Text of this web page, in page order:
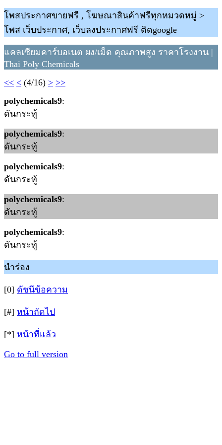
โพสประกาศขายฟรี , โฆษณาสินค้าฟรีทุกหมวดหมู่ >
โพส เว็บประกาศ, เว็บลงประกาศฟรี ติดgoogle
แคลเซียมคาร์บอเนต ผง/เม็ด คุณภาพสูง ราคาโรงงาน |
Thai Poly Chemicals
<< < (4/16) > >>
polychemicals9:
ดันกระทู้
polychemicals9:
ดันกระทู้
polychemicals9:
ดันกระทู้
polychemicals9:
ดันกระทู้
polychemicals9:
ดันกระทู้
นำร่อง
[0] ดัชนีข้อความ
[#] หน้าถัดไป
[*] หน้าที่แล้ว
Go to full version